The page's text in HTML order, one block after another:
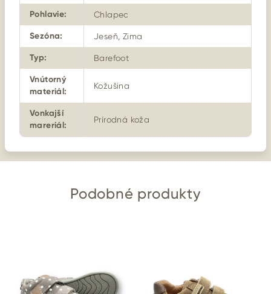
Pohlavie: Chlapec
Sezóna: Jeseň, Zima
Typ: Barefoot
Vnútorný
materiál:
Kožušina
Vonkajší
mareriál:
Prírodná koža
Podobné produkty